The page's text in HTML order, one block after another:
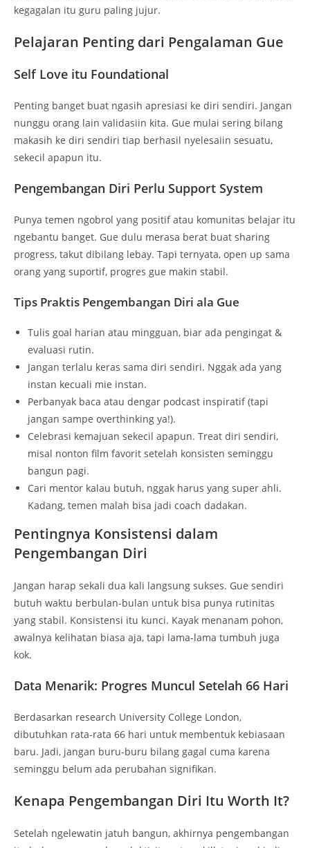
kegagalan itu guru paling jujur.
Pelajaran Penting dari Pengalaman Gue
Self Love itu Foundational
Penting banget buat ngasih apresiasi ke diri sendiri. Jangan
nunggu orang lain validasiin kita. Gue mulai sering bilang
makasih ke diri sendiri tiap berhasil nyelesaiin sesuatu,
sekecil apapun itu.
Pengembangan Diri Perlu Support System
Punya temen ngobrol yang positif atau komunitas belajar itu
ngebantu banget. Gue dulu merasa berat buat sharing
progress, takut dibilang lebay. Tapi ternyata, open up sama
orang yang suportif, progres gue makin stabil.
Tips Praktis Pengembangan Diri ala Gue
Tulis goal harian atau mingguan, biar ada pengingat &
evaluasi rutin.
Jangan terlalu keras sama diri sendiri. Nggak ada yang
instan kecuali mie instan.
Perbanyak baca atau dengar podcast inspiratif (tapi
jangan sampe overthinking ya!).
Celebrasi kemajuan sekecil apapun. Treat diri sendiri,
misal nonton film favorit setelah konsisten seminggu
bangun pagi.
Cari mentor kalau butuh, nggak harus yang super ahli.
Kadang, temen malah bisa jadi coach dadakan.
Pentingnya Konsistensi dalam
Pengembangan Diri
Jangan harap sekali dua kali langsung sukses. Gue sendiri
butuh waktu berbulan-bulan untuk bisa punya rutinitas
yang stabil. Konsistensi itu kunci. Kayak menanam pohon,
awalnya kelihatan biasa aja, tapi lama-lama tumbuh juga
kok.
Data Menarik: Progres Muncul Setelah 66 Hari
Berdasarkan research University College London,
dibutuhkan rata-rata 66 hari untuk membentuk kebiasaan
baru. Jadi, jangan buru-buru bilang gagal cuma karena
seminggu belum ada perubahan signifikan.
Kenapa Pengembangan Diri Itu Worth It?
Setelah ngelewatin jatuh bangun, akhirnya pengembangan